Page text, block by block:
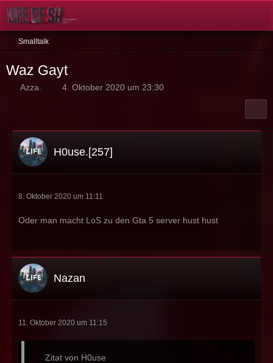
Smalltalk
Waz Gayt
Azza. 4. Oktober 2020 um 23:30
H0use.[257]
8. Oktober 2020 um 11:11
Oder man macht LoS zu den Gta 5 server hust hust
Nazan
11. Oktober 2020 um 11:15
Zitat von H0use